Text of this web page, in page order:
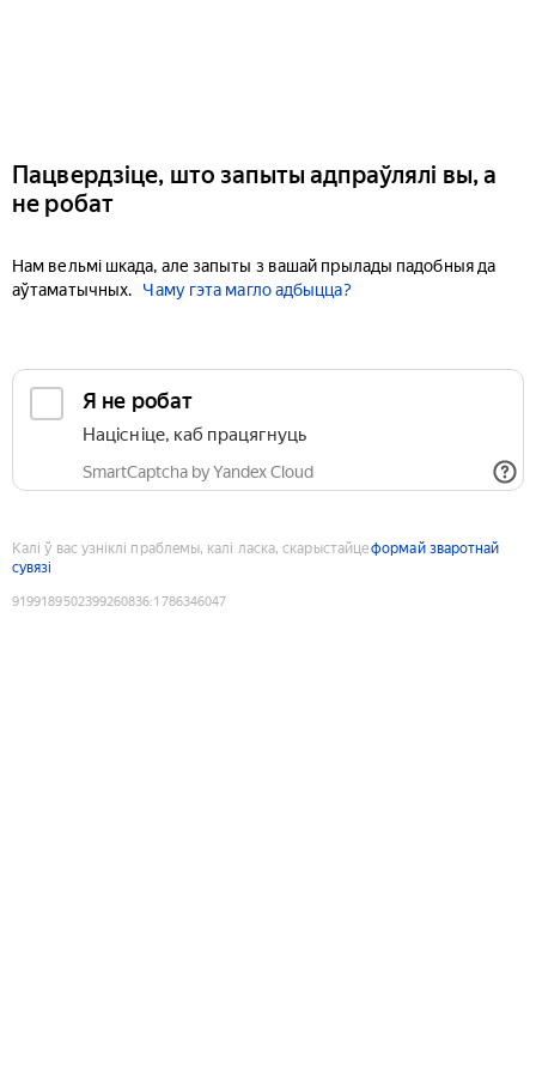
Пацвердзіце, што запыты адпраўлялі вы, а
не робат
Нам вельмі шкада, але запыты з вашай прылады падобныя да
аўтаматычных.
Чаму гэта магло адбыцца?
Я не робат
Націсніце, каб працягнуць
SmartCaptcha by Yandex Cloud
Калі ў вас узніклі праблемы, калі ласка, скарыстайцеформай зваротнай
сувязі
9199189502399260836:1786346047